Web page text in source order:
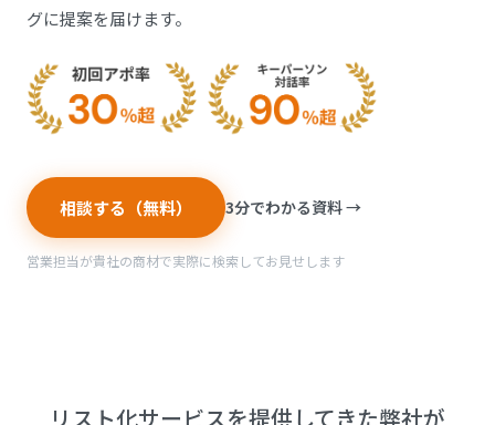
グに提案を届けます。
相談する（無料） 3分でわかる資料 →
営業担当が貴社の商材で実際に検索してお見せします
リスト化サービスを提供してきた弊社が